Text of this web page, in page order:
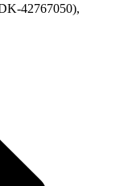
42767050),